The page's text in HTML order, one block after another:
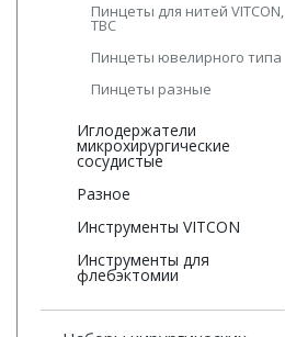
Пинцеты для нитей VITCON,
ТВС
Пинцеты ювелирного типа
Пинцеты разные
Иглодержатели
микрохирургические
сосудистые
Разное
Инструменты VITCON
Инструменты для
флебэктомии